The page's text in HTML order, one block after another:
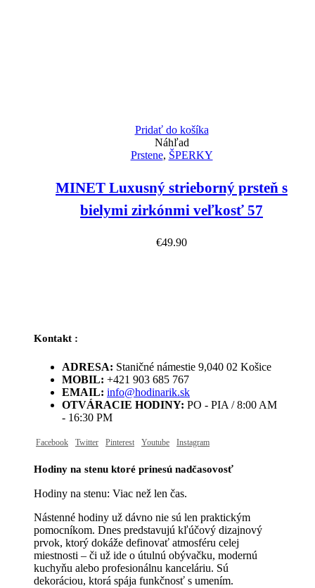
Pridať do košíka
Náhľad
Prstene, ŠPERKY
MINET Luxusný strieborný prsteň s
bielymi zirkónmi veľkosť 57
€49.90
Kontakt :
ADRESA: Staničné námestie 9,040 02 Košice
MOBIL: +421 903 685 767
EMAIL: info@hodinarik.sk
OTVÁRACIE HODINY: PO - PIA / 8:00 AM
- 16:30 PM
Facebook Twitter Pinterest Youtube Instagram
Hodiny na stenu ktoré prinesú nadčasovosť
Hodiny na stenu: Viac než len čas.
Nástenné hodiny už dávno nie sú len praktickým
pomocníkom. Dnes predstavujú kľúčový dizajnový
prvok, ktorý dokáže definovať atmosféru celej
miestnosti – či už ide o útulnú obývačku, modernú
kuchyňu alebo profesionálnu kanceláriu. Sú
dekoráciou, ktorá spája funkčnosť s umením.